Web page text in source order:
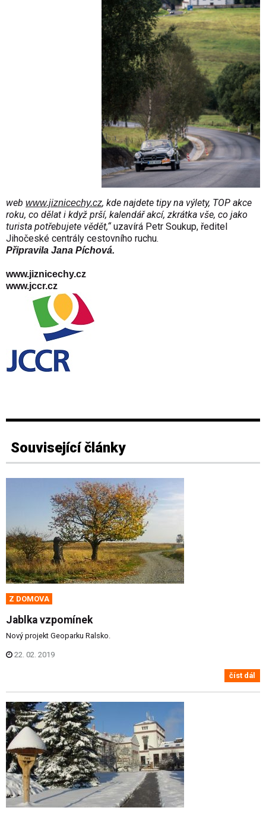
web www.jiznicechy.cz, kde najdete tipy na výlety, TOP akce
roku, co dělat i když prší, kalendář akcí, zkrátka vše, co jako
turista potřebujete vědět,“uzavírá Petr Soukup, ředitel
Jihočeské centrály cestovního ruchu.
Připravila Jana Píchová.
www.jiznicechy.cz
www.jccr.cz
Související články
Z DOMOVA
Jablka vzpomínek
Nový projekt Geoparku Ralsko.
22. 02. 2019
číst dál